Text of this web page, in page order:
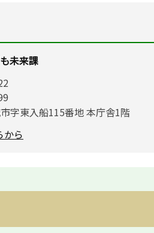
未来課
字東入船115番地 本庁舎1階
から